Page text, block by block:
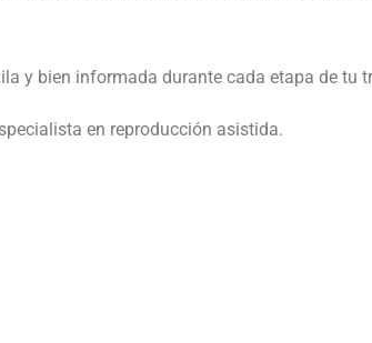
y bien informada durante cada etapa de tu
en reproducción asistida.